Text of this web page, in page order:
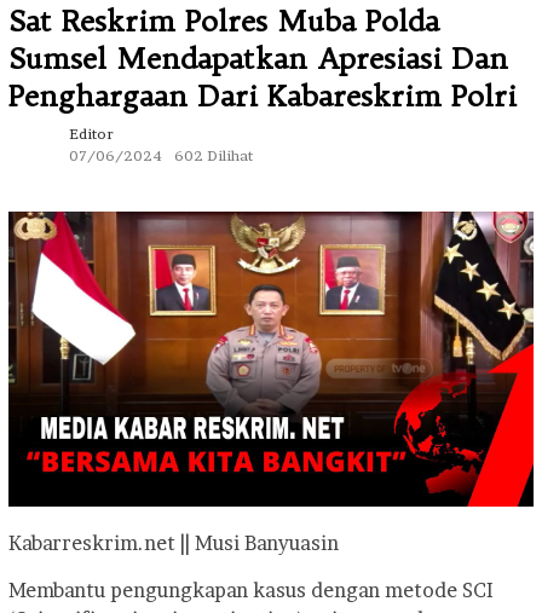
Sat Reskrim Polres Muba Polda
Sumsel Mendapatkan Apresiasi Dan
Penghargaan Dari Kabareskrim Polri
Editor
07/06/2024
602 Dilihat
Kabarreskrim.net || Musi Banyuasin
Membantu pengungkapan kasus dengan metode SCI